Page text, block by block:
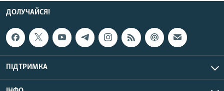
ДОЛУЧАЙСЯ!
ПІДТРИМКА